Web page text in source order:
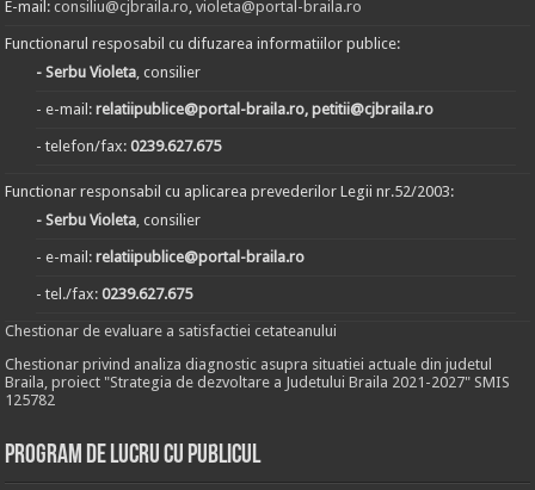
E-mail:consiliu@cjbraila.ro,violeta@portal-braila.ro
Functionarul resposabil cu difuzarea informatiilor publice:
- Serbu Violeta, consilier
- e-mail:relatiipublice@portal-braila.ro, petitii@cjbraila.ro
- telefon/fax:0239.627.675
Functionar responsabil cu aplicarea prevederilor Legii nr.52/2003:
- Serbu Violeta, consilier
- e-mail:relatiipublice@portal-braila.ro
- tel./fax:0239.627.675
Chestionar de evaluare a satisfactiei cetateanului
Chestionar privind analiza diagnostic asupra situatiei actuale din judetul
Braila, proiect "Strategia de dezvoltare a Judetului Braila 2021-2027" SMIS
125782
Program de lucru cu publicul